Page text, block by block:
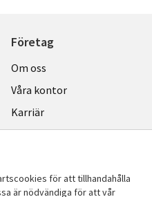
Företag
Useful
links
SWEDEN
Om oss
Våra kontor
Karriär
Hållbarhet
för att tillhandahålla
är nödvändiga för att vår